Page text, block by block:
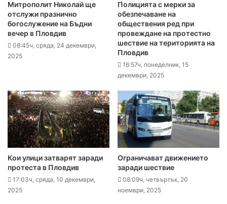
Митрополит Николай ще
отслужи празнично
богослужение на Бъдни
вечер в Пловдив
08:45ч, сряда, 24 декември,
2025
Полицията с мерки за
обезпечаване на
обществения ред при
провеждане на протестно
шествие на територията на
Пловдив
16:57ч, понеделник, 15
декември, 2025
Кои улици затварят заради
протеста в Пловдив
17:03ч, сряда, 10 декември,
2025
Ограничават движението
заради шествие
08:09ч, четвъртък, 20
ноември, 2025